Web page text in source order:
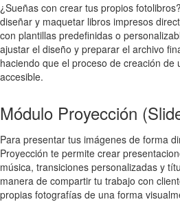
¿Sueñas con crear tus propios
diseñar y maquetar libros impresos
con plantillas predefinidas o
ajustar el diseño y preparar el archivo
haciendo que el proceso de creación
accesible.
Módulo Proyección
Para presentar tus imágenes de forma
Proyección te permite crear
música, transiciones personalizadas y
manera de compartir tu trabajo con
propias fotografías de una forma